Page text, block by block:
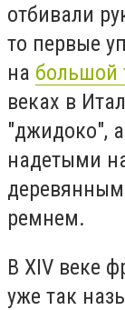
отбивали
то первые
на большой
веках в
"джидоко",
надетыми
ремнем.
В XIV веке
уже так